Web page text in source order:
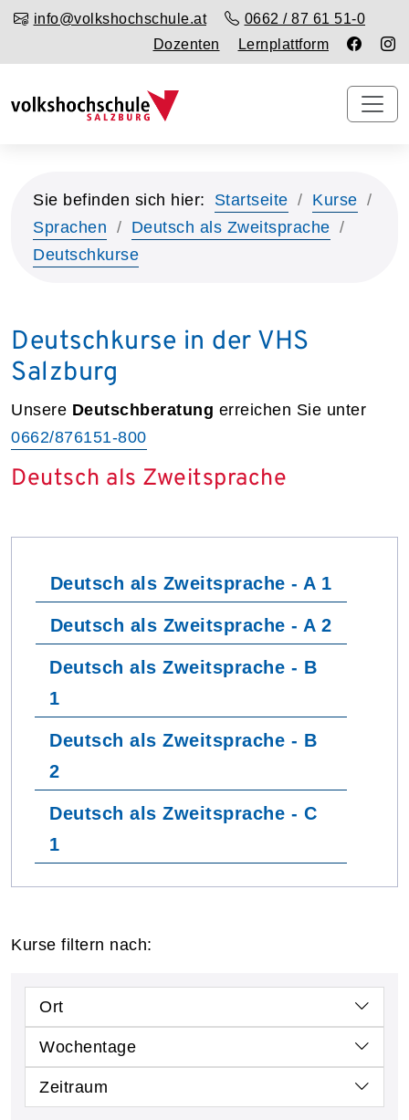
info@volkshochschule.at
0662 / 87 61 51-0
Dozenten
Lernplattform
Sie befinden sich hier: Startseite
Kurse
Sprachen
Deutsch als Zweitsprache
Deutschkurse
Deutschkurse in der VHS
Salzburg
Unsere Deutschberatung erreichen Sie unter
0662/876151-800
Deutsch als Zweitsprache
Deutsch als Zweitsprache - A 1
Deutsch als Zweitsprache - A 2
Deutsch als Zweitsprache - B
1
Deutsch als Zweitsprache - B
2
Deutsch als Zweitsprache - C
1
Kurse filtern nach:
Ort
Wochentage
Zeitraum